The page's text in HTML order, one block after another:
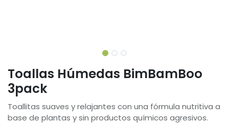
Toallas Húmedas BimBamBoo
3pack
Toallitas suaves y relajantes con una fórmula nutritiva a
base de plantas y sin productos químicos agresivos.